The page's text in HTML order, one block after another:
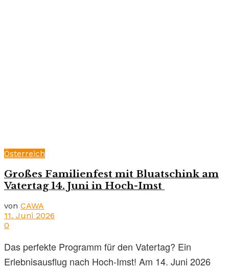
Österreich
Großes Familienfest mit Bluatschink am
Vatertag 14. Juni in Hoch-Imst
von CAWA
11. Juni 2026
0
Das perfekte Programm für den Vatertag? Ein
Erlebnisausflug nach Hoch-Imst! Am 14. Juni 2026